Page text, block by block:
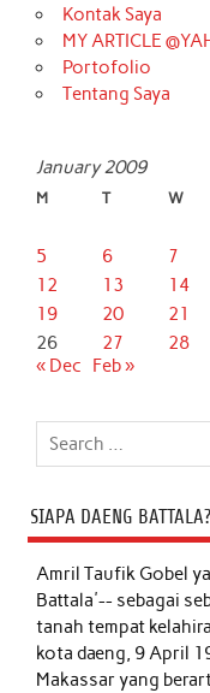
Kontak Saya
MY ARTICLE
Portofolio
Tentang Saya
January 2009
M T W
5
6 7
12
13 14
19
20 21
26
27 28
« Dec
Feb »
SIAPA DAENG BATTALA?
Amril Taufik Gobel
Battala'-- sebagai
tanah tempat
kota daeng, 9 April
Makassar yang